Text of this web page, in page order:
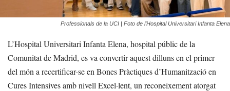
Professionals de la UCI | Foto de l’Hospital Universitari Infanta Elena
L’Hospital Universitari Infanta Elena, hospital públic de la
Comunitat de Madrid, es va convertir aquest dilluns en el primer
del món a recertificar-se en Bones Pràctiques d’Humanització en
Cures Intensives amb nivell Excel·lent, un reconeixement atorgat